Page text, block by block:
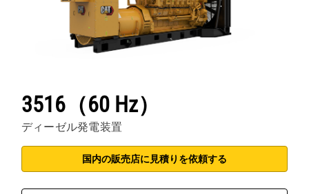
3516（60 Hz）
ディーゼル発電装置
国内の販売店に見積りを依頼する